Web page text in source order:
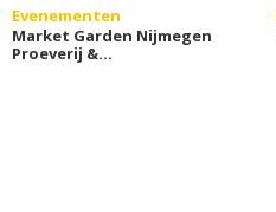
Evenementen
Market Garden Nijmegen
Proeverij &